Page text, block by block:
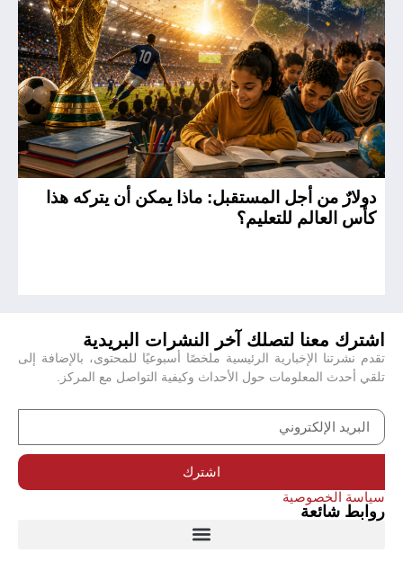
دولارٌ من أجل المستقبل: ماذا يمكن أن يتركه هذا
كأس العالم للتعليم؟
اشترك معنا لتصلك آخر النشرات البريدية
تقدم نشرتنا الإخبارية الرئيسية ملخصًا أسبوعيًا للمحتوى، بالإضافة إلى
تلقي أحدث المعلومات حول الأحداث وكيفية التواصل مع المركز.
اشترك
سياسة الخصوصية
روابط شائعة